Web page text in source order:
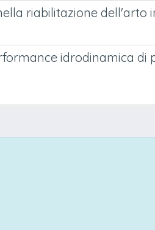
riabilitazione dell'arto
idrodinamica di